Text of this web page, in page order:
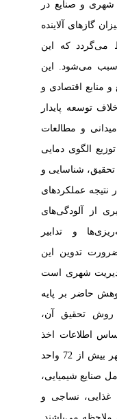
و صنایع در
آلاینده
که این
می‌شود. این
اقتصادی و
توسعه پایدار
و مطالعات
الگوی دمایی
شناسایی و
عملکردهای
از آلودگی‌های
و تدابیر
تدوین این
شهری است
حاضر بر پایه
تحقیق آن،
اطلاعات اخذ
شده، تعداد صنایع فعال شهر ماهشهر بیش از 72 واحد
شیمیایی،
نساجی و